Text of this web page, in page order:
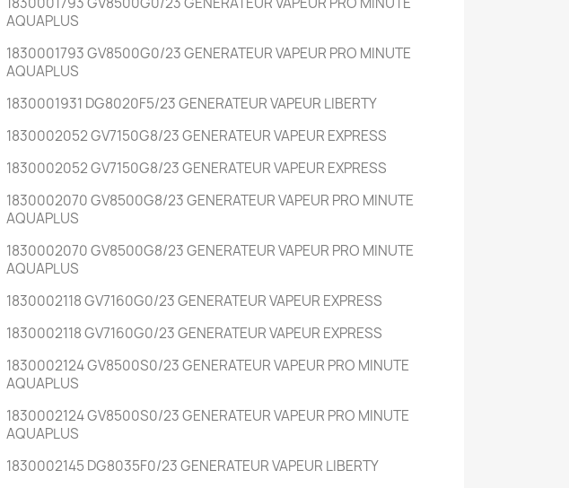
AQUAPLUS
1830001793 GV8500G0/23 GENERATEUR VAPEUR PRO MINUTE
AQUAPLUS
1830001931 DG8020F5/23 GENERATEUR VAPEUR LIBERTY
1830002052 GV7150G8/23 GENERATEUR VAPEUR EXPRESS
1830002052 GV7150G8/23 GENERATEUR VAPEUR EXPRESS
1830002070 GV8500G8/23 GENERATEUR VAPEUR PRO MINUTE
AQUAPLUS
1830002070 GV8500G8/23 GENERATEUR VAPEUR PRO MINUTE
AQUAPLUS
1830002118 GV7160G0/23 GENERATEUR VAPEUR EXPRESS
1830002118 GV7160G0/23 GENERATEUR VAPEUR EXPRESS
1830002124 GV8500S0/23 GENERATEUR VAPEUR PRO MINUTE
AQUAPLUS
1830002124 GV8500S0/23 GENERATEUR VAPEUR PRO MINUTE
AQUAPLUS
1830002145 DG8035F0/23 GENERATEUR VAPEUR LIBERTY